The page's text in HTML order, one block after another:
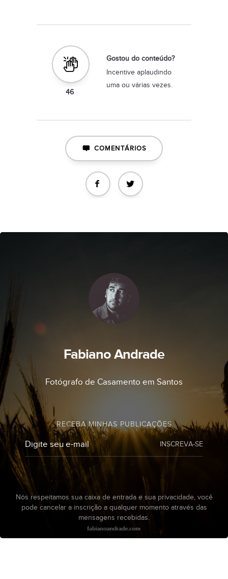
46
Gostou do conteúdo?
Incentive aplaudindo
uma ou várias vezes.
COMENTÁRIOS
Fabiano Andrade
Fotógrafo de Casamento em Santos
RECEBA MINHAS PUBLICAÇÕES
INSCREVA-SE
Nós respeitamos sua caixa de entrada e sua privacidade, você
pode cancelar a inscrição a qualquer momento através das
mensagens recebidas.